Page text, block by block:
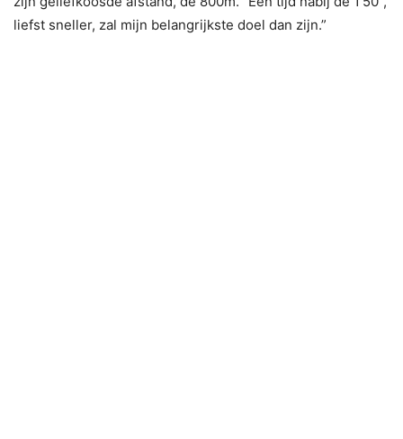
liefst sneller, zal mijn belangrijkste doel dan zijn.”